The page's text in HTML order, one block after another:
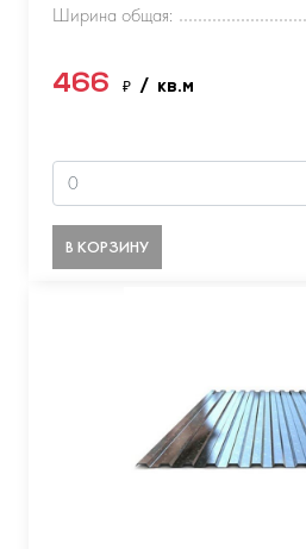
Ширина общая:
466 ₽ / кв.м
В КОРЗИНУ